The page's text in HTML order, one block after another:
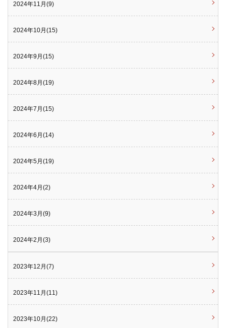
2024年11月(9)
2024年10月(15)
2024年9月(15)
2024年8月(19)
2024年7月(15)
2024年6月(14)
2024年5月(19)
2024年4月(2)
2024年3月(9)
2024年2月(3)
2023年12月(7)
2023年11月(11)
2023年10月(22)